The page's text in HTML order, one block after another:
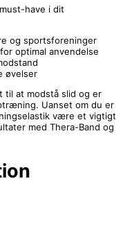
have i dit
og sportsforeninger
optimal anvendelse
øvelser
til at modstå slid og er
Uanset om du er
være et vigtigt
med Thera-Band og